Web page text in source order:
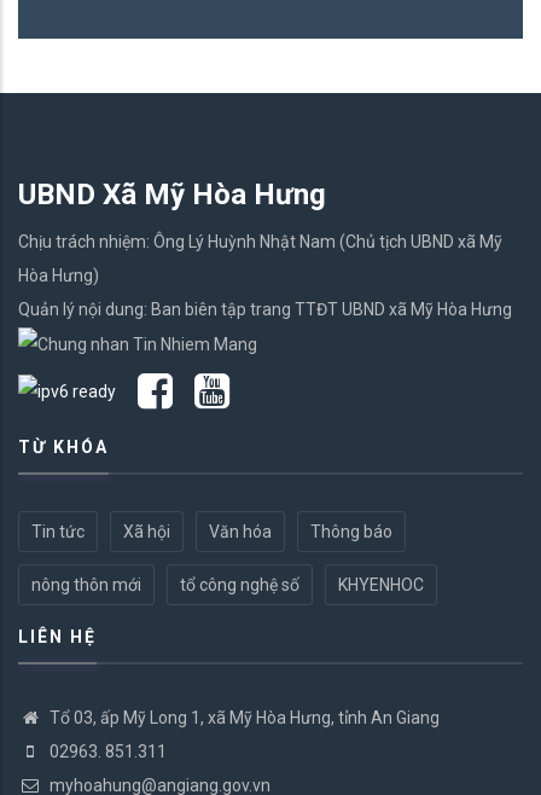
UBND Xã Mỹ Hòa Hưng
Chịu trách nhiệm: Ông Lý Huỳnh Nhật Nam (Chủ tịch UBND xã Mỹ
Hòa Hưng)
Quản lý nội dung: Ban biên tập trang TTĐT UBND xã Mỹ Hòa Hưng
TỪ KHÓA
Tin tức Xã hội Văn hóa Thông báo
nông thôn mới tổ công nghệ số KHYENHOC
LIÊN HỆ
Tổ 03, ấp Mỹ Long 1, xã Mỹ Hòa Hưng, tỉnh An Giang
02963. 851.311
myhoahung@angiang.gov.vn